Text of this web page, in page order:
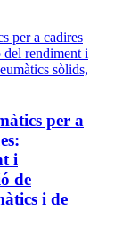
per a
i
de
i de